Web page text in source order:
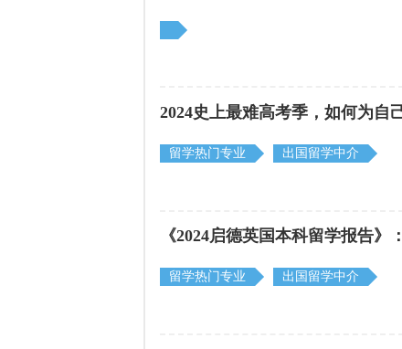
2024史上最难高考季，如何为自
留学热门专业 出国留学中介
《2024启德英国本科留学报告
留学热门专业 出国留学中介